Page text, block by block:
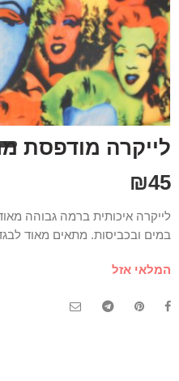
לייקרה מודפסת
₪45
לייקרה איכותית ברמה גבוהה
במים ובכביסות. מתאים מאוד
המלאי אזל